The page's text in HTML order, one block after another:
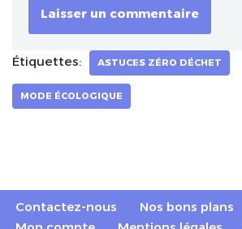
Étiquettes: ASTUCES ZÉRO DÉCHET
MODE ÉCOLOGIQUE
Contactez-nous Nos bons plans